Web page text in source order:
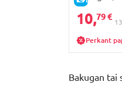
10,79 €
Perkant
Bakugan tai